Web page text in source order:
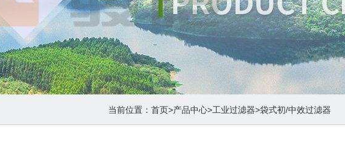
当前位置： 首页>产品中心>工业过滤器>袋式初/中效过滤器